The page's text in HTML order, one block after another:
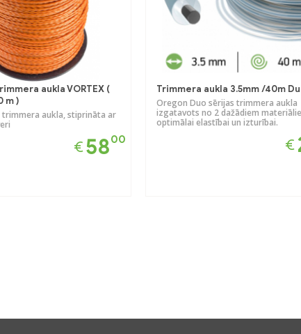
aukla VORTEX (
m )
trimmera aukla, stiprināta ar
€5800
Trimmera aukla 3.5mm /40m
Oregon Duo sērijas trimmera aukla
izgatavots no 2 dažādiem
optimālai elastībai un izturībai.
€